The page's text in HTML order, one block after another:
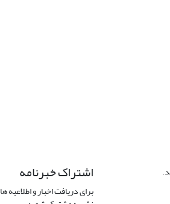
اشتراک خبرنامه
برای دریافت اخبار و